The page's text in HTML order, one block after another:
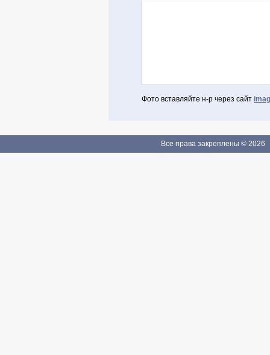
Фото вставляйте н-р через сайт
Если Вы зарегистрированы
Все права закреплены © 2026